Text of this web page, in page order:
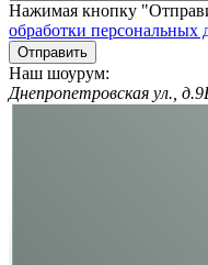
Нажимая кнопку
обработки персональных
Отправить
Наш шоурум:
Днепропетровская ул.,